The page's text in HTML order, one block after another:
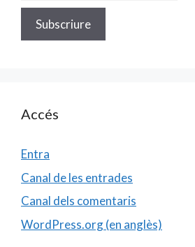
Accés
Entra
Canal de les entrades
Canal dels comentaris
WordPress.org (en anglès)